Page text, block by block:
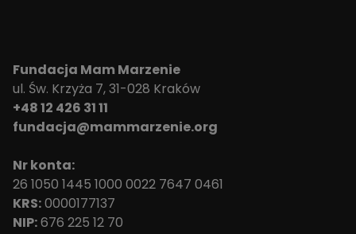
Fundacja Mam Marzenie
ul. Św. Krzyża 7, 31-028 Kraków
+48 12 426 31 11
fundacja@mammarzenie.org
Nr konta:
26 1050 1445 1000 0022 7647 0461
KRS:0000177137
NIP:676 225 12 70